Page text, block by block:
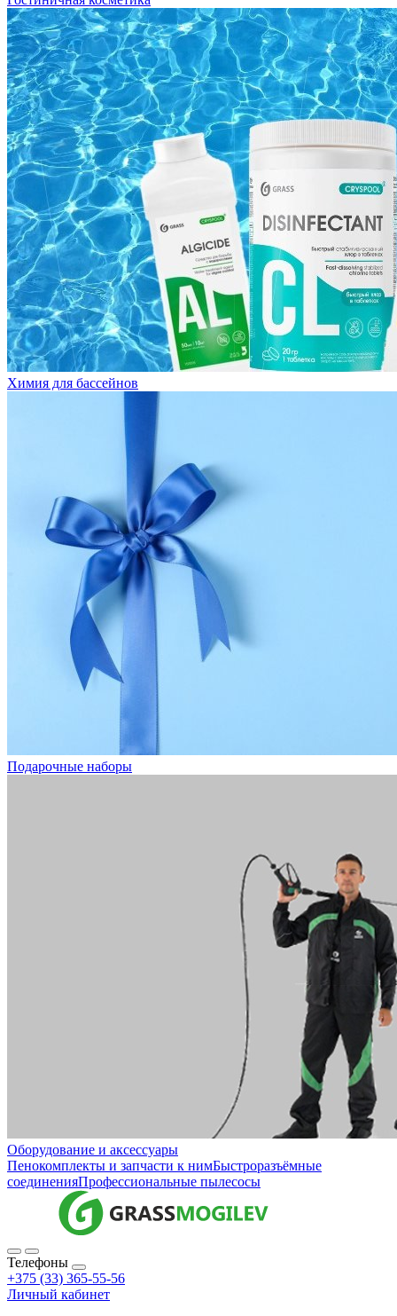
Химия для бассейнов
Подарочные наборы
Оборудование и аксессуары
Пенокомплекты и запчасти к нимБыстроразъёмные
соединенияПрофессиональные пылесосы
Телефоны
+375 (33) 365-55-56
Личный кабинет